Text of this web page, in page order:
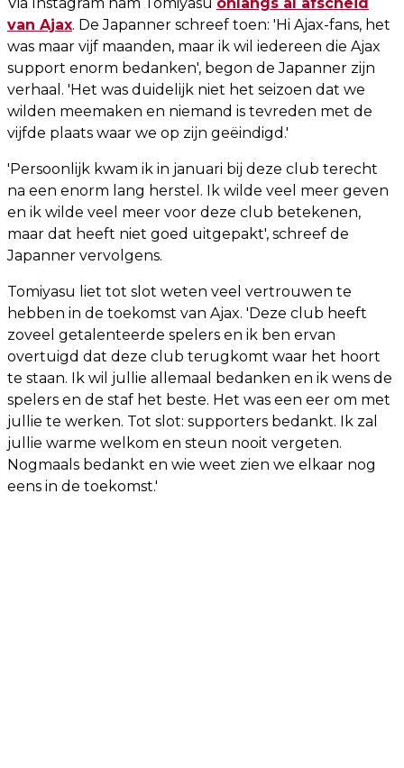
van Ajax. De Japanner schreef toen: 'Hi Ajax-fans, het
was maar vijf maanden, maar ik wil iedereen die Ajax
support enorm bedanken', begon de Japanner zijn
verhaal. 'Het was duidelijk niet het seizoen dat we
wilden meemaken en niemand is tevreden met de
vijfde plaats waar we op zijn geëindigd.'
'Persoonlijk kwam ik in januari bij deze club terecht
na een enorm lang herstel. Ik wilde veel meer geven
en ik wilde veel meer voor deze club betekenen,
maar dat heeft niet goed uitgepakt', schreef de
Japanner vervolgens.
Tomiyasu liet tot slot weten veel vertrouwen te
hebben in de toekomst van Ajax. 'Deze club heeft
zoveel getalenteerde spelers en ik ben ervan
overtuigd dat deze club terugkomt waar het hoort
te staan. Ik wil jullie allemaal bedanken en ik wens de
spelers en de staf het beste. Het was een eer om met
jullie te werken. Tot slot: supporters bedankt. Ik zal
jullie warme welkom en steun nooit vergeten.
Nogmaals bedankt en wie weet zien we elkaar nog
eens in de toekomst.'